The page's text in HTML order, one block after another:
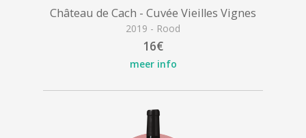
Château de Cach - Cuvée Vieilles Vignes
2019 - Rood
16€
meer info